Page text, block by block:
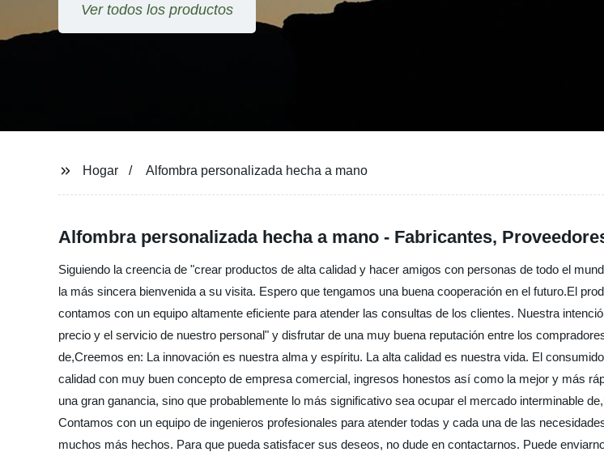
Ver todos los productos
Hogar Alfombra personalizada hecha a mano
Alfombra personalizada hecha a mano - Fabricantes,
Siguiendo la creencia de "crear productos de alta calidad y hacer amigos con personas de todo el
la más sincera bienvenida a su visita. Espero que tengamos una buena cooperación en el futuro.El
contamos con un equipo altamente eficiente para atender las consultas de los clientes. Nuestra
precio y el servicio de nuestro personal" y disfrutar de una muy buena reputación entre los
de,Creemos en: La innovación es nuestra alma y espíritu. La alta calidad es nuestra vida. El
calidad con muy buen concepto de empresa comercial, ingresos honestos así como la mejor y más
una gran ganancia, sino que probablemente lo más significativo sea ocupar el mercado interminable
Contamos con un equipo de ingenieros profesionales para atender todas y cada una de las
muchos más hechos. Para que pueda satisfacer sus deseos, no dude en contactarnos. Puede